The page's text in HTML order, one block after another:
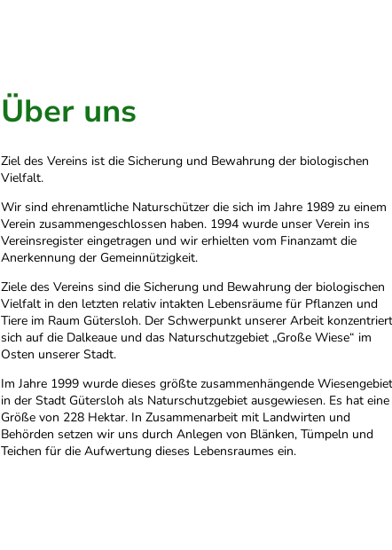
Über uns
Ziel des Vereins ist die Sicherung und Bewahrung der biologischen
Vielfalt.
Wir sind ehrenamtliche Naturschützer die sich im Jahre 1989 zu einem
Verein zusammengeschlossen haben. 1994 wurde unser Verein ins
Vereinsregister eingetragen und wir erhielten vom Finanzamt die
Anerkennung der Gemeinnützigkeit.
Ziele des Vereins sind die Sicherung und Bewahrung der biologischen
Vielfalt in den letzten relativ intakten Lebensräume für Pflanzen und
Tiere im Raum Gütersloh. Der Schwerpunkt unserer Arbeit konzentriert
sich auf die Dalkeaue und das Naturschutzgebiet „Große Wiese“ im
Osten unserer Stadt.
Im Jahre 1999 wurde dieses größte zusammenhängende Wiesengebiet
in der Stadt Gütersloh als Naturschutzgebiet ausgewiesen. Es hat eine
Größe von 228 Hektar. In Zusammenarbeit mit Landwirten und
Behörden setzen wir uns durch Anlegen von Blänken, Tümpeln und
Teichen für die Aufwertung dieses Lebensraumes ein.